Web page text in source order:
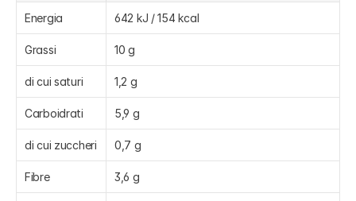
Energia 642 kJ / 154 kcal
Grassi 10 g
di cui saturi 1,2 g
Carboidrati 5,9 g
di cui zuccheri 0,7 g
Fibre 3,6 g